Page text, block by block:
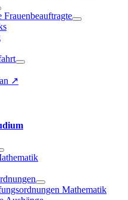
Frauenbeauftragte
↗
Mathematik